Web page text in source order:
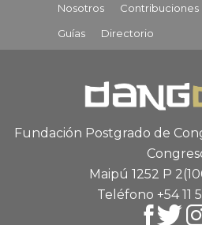
Nosotros Contribuciones
Guías
Directorio
Fundación Postgrado de
Maipú 1252 P 2
Teléfono +54 11